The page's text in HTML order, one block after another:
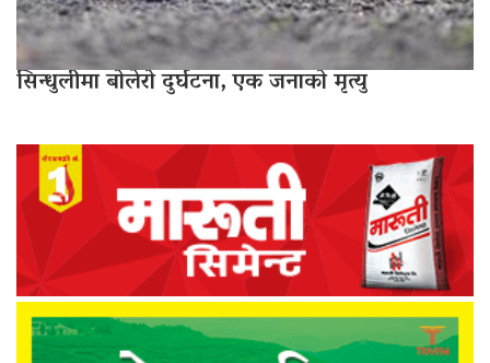
सिन्धुलीमा बोलेरो दुर्घटना, एक जनाको मृत्यु